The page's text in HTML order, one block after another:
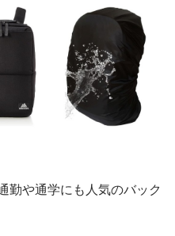
勤や通学にも人気のバック